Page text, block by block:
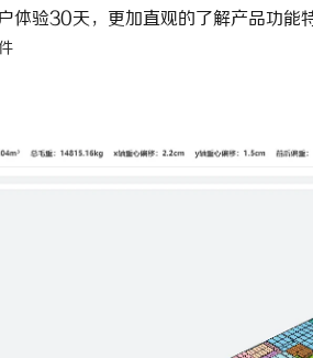
体验30天，更加直观的了解产品功